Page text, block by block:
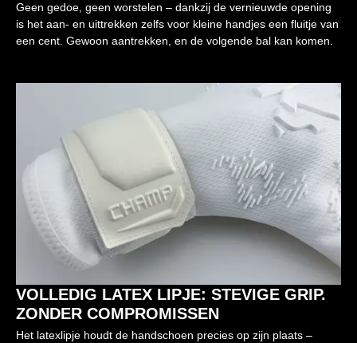
Geen gedoe, geen worstelen – dankzij de vernieuwde opening
is het aan- en uittrekken zelfs voor kleine handjes een fluitje van
een cent. Gewoon aantrekken, en de volgende bal kan komen.
VOLLEDIG LATEX LIPJE: STEVIGE GRIP.
ZONDER COMPROMISSEN
Het latexlipje houdt de handschoen precies op zijn plaats –